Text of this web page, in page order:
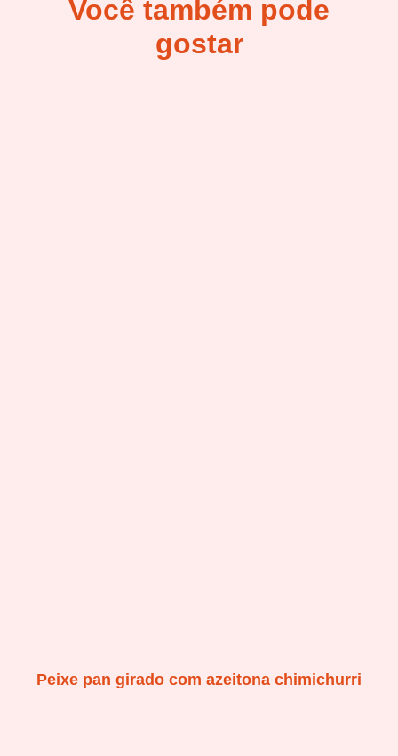
Você também pode
gostar
Peixe pan girado com azeitona chimichurri